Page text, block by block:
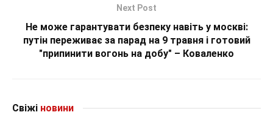
Next Post
Не може гарантувати безпеку навіть у москві:
путін переживає за парад на 9 травня і готовий
"припинити вогонь на добу" – Коваленко
Свіжі новини